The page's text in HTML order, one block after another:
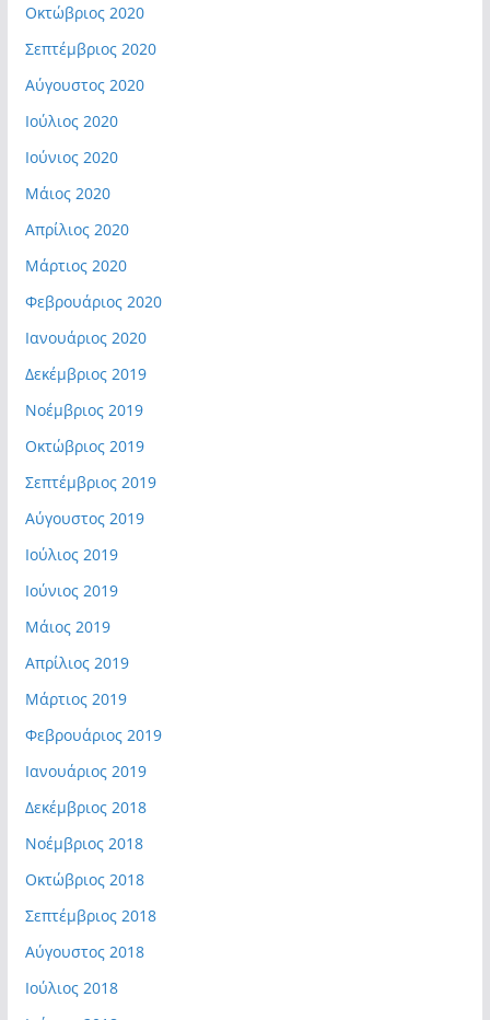
Οκτώβριος 2020
Σεπτέμβριος 2020
Αύγουστος 2020
Ιούλιος 2020
Ιούνιος 2020
Μάιος 2020
Απρίλιος 2020
Μάρτιος 2020
Φεβρουάριος 2020
Ιανουάριος 2020
Δεκέμβριος 2019
Νοέμβριος 2019
Οκτώβριος 2019
Σεπτέμβριος 2019
Αύγουστος 2019
Ιούλιος 2019
Ιούνιος 2019
Μάιος 2019
Απρίλιος 2019
Μάρτιος 2019
Φεβρουάριος 2019
Ιανουάριος 2019
Δεκέμβριος 2018
Νοέμβριος 2018
Οκτώβριος 2018
Σεπτέμβριος 2018
Αύγουστος 2018
Ιούλιος 2018